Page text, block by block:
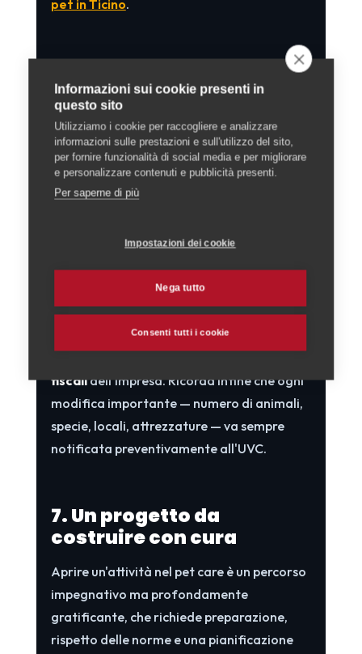
pet in Ticino.
Mettendo tutto insieme, ecco un percorso
logico per partire con il piede giusto. Per
prima cosa, definisci con chiarezza l'idea
verifica se la tua attività supera le soglie
che rendono obbligatoria l'autorizzazione.
e progetta lestrutture conformi.
A quel punto potrai presentare la
di autorizzazione all'UVCtramite
l'apposito formulario, e parallelamente
fiscalidell'impresa. Ricorda infine che ogni
modifica importante — numero di animali,
specie, locali, attrezzature — va sempre
notificata preventivamente all'UVC.
7. Un progetto da
costruire con cura
Aprire un'attività nel pet care è un percorso
impegnativo ma profondamente
gratificante, che richiede preparazione,
rispetto delle norme e una pianificazione
Informazioni sui cookie presenti in
questo sito
Utilizziamo i cookie per raccogliere e analizzare
informazioni sulle prestazioni e sull'utilizzo del sito,
per fornire funzionalità di social media e per migliorare
e personalizzare contenuti e pubblicità presenti.
Per saperne di più
Impostazioni dei cookie
Nega tutto
Consenti tutti i cookie